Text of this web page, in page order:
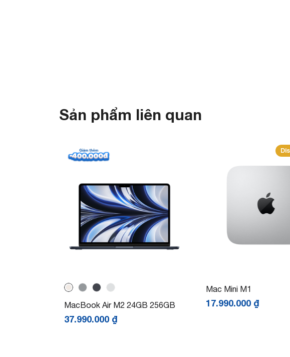
Sản phẩm liên quan
MacBook Air M2 24GB 256GB
37.990.000 ₫
Mac Mini M1
17.990.000 ₫